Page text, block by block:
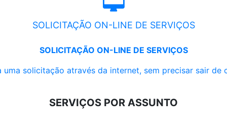
SOLICITAÇÃO ON-LINE DE SERVIÇOS
SOLICITAÇÃO ON-LINE DE SERVIÇOS
uma solicitação através da internet, sem precisar sair de
SERVIÇOS POR ASSUNTO